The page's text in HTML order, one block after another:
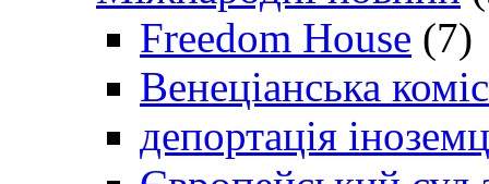
Freedom House (7)
Венеціанська
депортація